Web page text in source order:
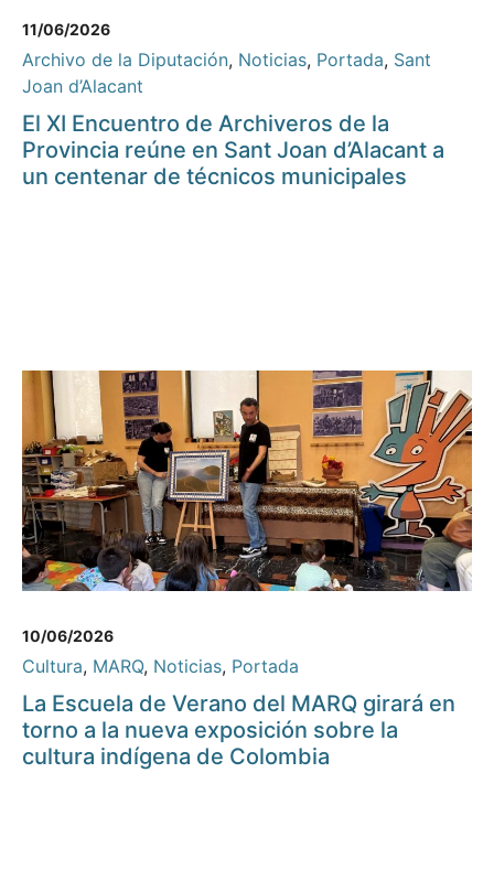
11/06/2026
Archivo de la Diputación, Noticias, Portada, Sant
Joan d’Alacant
El XI Encuentro de Archiveros de la
Provincia reúne en Sant Joan d’Alacant a
un centenar de técnicos municipales
10/06/2026
Cultura, MARQ, Noticias, Portada
La Escuela de Verano del MARQ girará en
torno a la nueva exposición sobre la
cultura indígena de Colombia